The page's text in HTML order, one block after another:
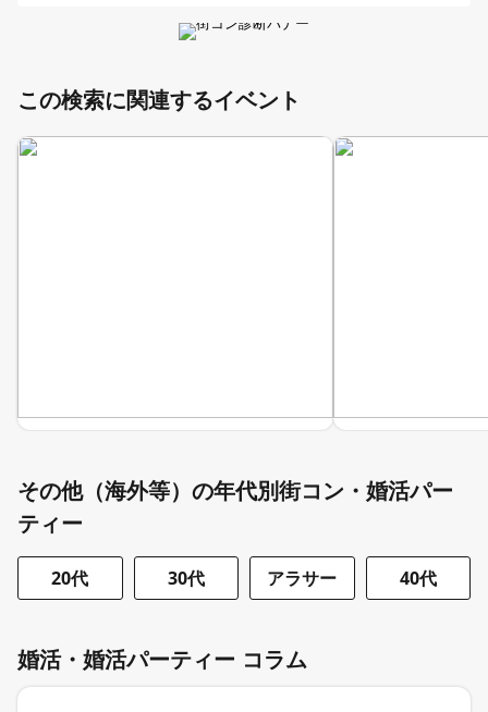
この検索に関連するイベント
その他（海外等）の年代別街コン・婚活パー
ティー
20代 30代 アラサー 40代
婚活・婚活パーティー コラム